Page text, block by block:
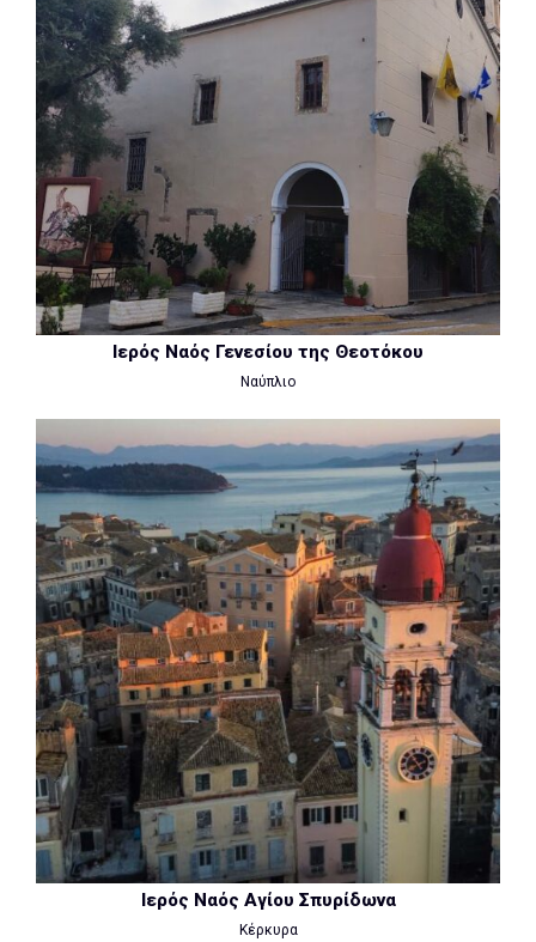
Ιερός Ναός Γενεσίου της Θεοτόκου
Ναύπλιο
Ιερός Ναός Αγίου Σπυρίδωνα
Κέρκυρα